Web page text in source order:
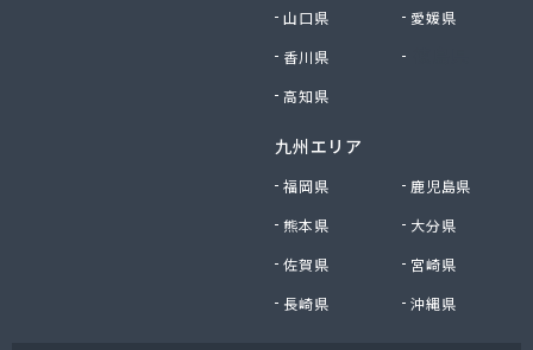
有限会社大内商店ビックイン
鈴与商事株式会社 松本支店 くらしサポート課
山口県
愛媛県
香川県
高知県
九州エリア
福岡県
鹿児島県
熊本県
大分県
佐賀県
宮崎県
長崎県
沖縄県